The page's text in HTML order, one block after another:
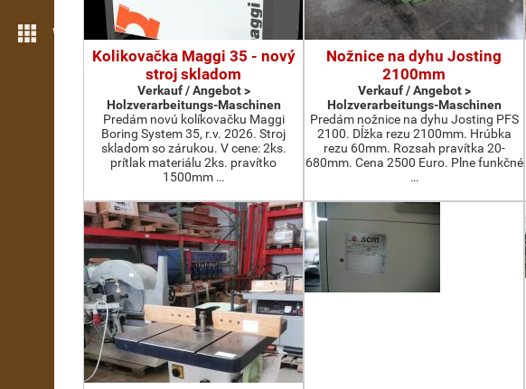
Weitere Funktionen
Kolikovačka Maggi 35 - nový
stroj skladom
Verkauf / Angebot >
Holzverarbeitungs-Maschinen
Predám novú kolíkovačku Maggi
Boring System 35, r.v. 2026. Stroj
skladom so zárukou. V cene: 2ks.
prítlak materiálu 2ks. pravítko
1500mm …
Nožnice na dyhu Josting
2100mm
Verkauf / Angebot >
Holzverarbeitungs-Maschinen
Predám nožnice na dyhu Josting PFS
2100. Dĺžka rezu 2100mm. Hrúbka
rezu 60mm. Rozsah pravítka 20-
680mm. Cena 2500 Euro. Plne funkčné
…